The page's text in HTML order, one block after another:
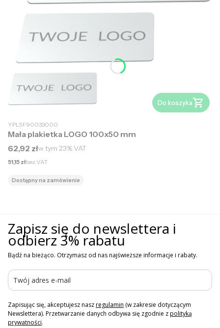
Do koszyka
YPL5F90033000
Mała plakietka LOGO 100x50 mm
Cena brutto
62,92 złw tym 23%VAT
Cena netto
51,15 złbez VAT
Dostępny na zamówienie
Zapisz się do newslettera i
odbierz 3% rabatu
Bądź na bieżąco. Otrzymasz od nas najświeższe informacje i rabaty.
Zapisując się, akceptujesz naszregulamin (w zakresie dotyczącym
Newslettera). Przetwarzanie danych odbywa się zgodnie zpolityką
prywatności.